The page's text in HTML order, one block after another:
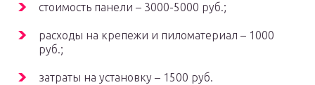
стоимость панели – 3000-5000 руб.;
расходы на крепежи и пиломатериал – 1000
руб.;
затраты на установку – 1500 руб.